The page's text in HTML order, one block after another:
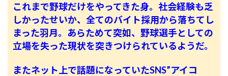
これまで野球だけをやってきた身。社会経験も乏
しかったせいか、全てのバイト採用から落ちてし
まった羽月。あらためて突如、野球選手としての
立場を失った現状を突きつけられているようだ。
またネット上で話題になっていたSNS”アイコ